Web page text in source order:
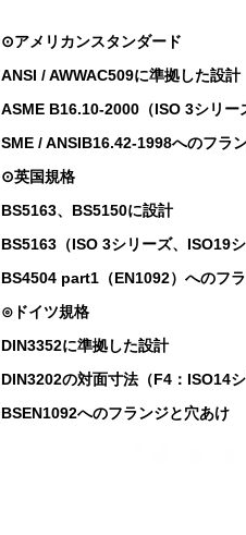
⊙アメリカンスタンダード
ANSI / AWWAC509に準拠した設計
ASME B16.10-2000（ISO 3シリー
SME / ANSIB16.42-1998へのフラ
⊙英国規格
BS5163、BS5150に設計
BS5163（ISO 3シリーズ、ISO19
BS4504 part1（EN1092）へのフ
⊙ドイツ規格
DIN3352に準拠した設計
DIN3202の対面寸法（F4：ISO14
BSEN1092へのフランジと穴あけ